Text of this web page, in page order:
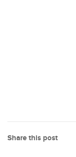
Share this post